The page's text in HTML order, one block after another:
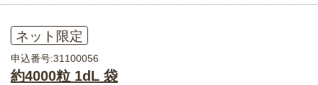
ネット限定
申込番号:31100056
約4000粒 1dL 袋